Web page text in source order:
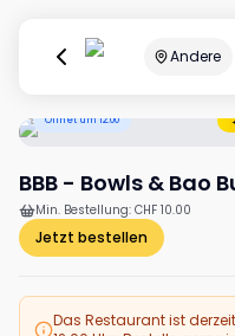
Andere
Öffnet um 12:00
BBB - Bowls & Bao
Min. Bestellung: CHF 10.00
Jetzt bestellen
Das Restaurant ist